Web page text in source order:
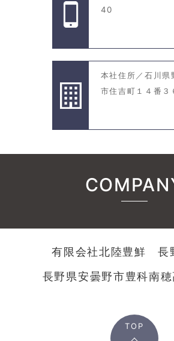
40
本社住所／石川県
市住吉町１４番３
有限会社北陸豊鮮 長
長野県安曇野市豊科南
TOP